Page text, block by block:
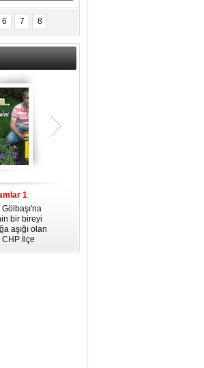
ŞİMŞEK
ETKİSİ
YARATTI !
6 7 8
1
bir bireyi
aşığı olan
İlçe
yaşam
Teşrik tekbiri nedir? Ne anlama gelir?